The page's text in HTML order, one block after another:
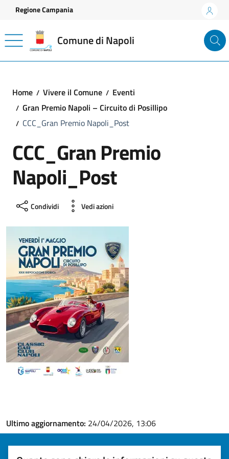
Vai ai contenuti
Vai al footer
Regione Campania
Comune di Napoli
Home Vivere il Comune
Eventi
Gran Premio Napoli – Circuito di Posillipo
CCC_Gran Premio Napoli_Post
CCC_Gran Premio
Napoli_Post
Condividi Vedi azioni
Ultimo aggiornamento: 24/04/2026, 13:06